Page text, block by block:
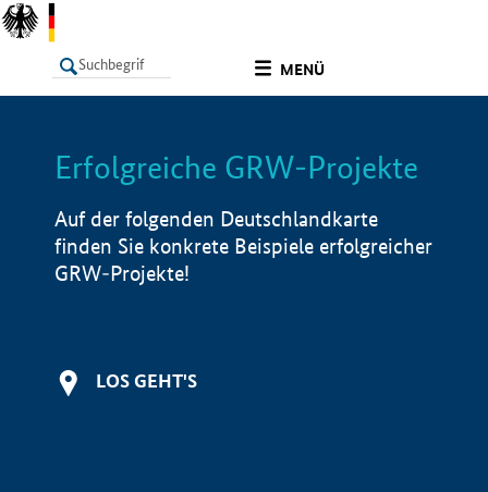
MENÜ
LISTE Info
Erfolgreiche GRW-Projekte
Auf der folgenden Deutschlandkarte
finden Sie konkrete Beispiele erfolgreicher
GRW-Projekte!
LOS GEHT'S